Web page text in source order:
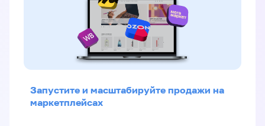
Запустите и масштабируйте продажи на
маркетплейсах